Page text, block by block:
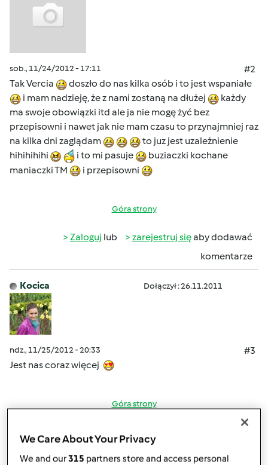
sob., 11/24/2012 - 17:11
#2
Tak Vercia
doszło do nas kilka osób i to jest wspaniałe
i mam nadzieję, że z nami zostaną na dłużej
każdy
ma swoje obowiązki itd ale ja nie mogę żyć bez
przepisowni i nawet jak nie mam czasu to przynajmniej raz
na kilka dni zaglądam
to juz jest uzależnienie
hihihihihi
i to mi pasuje
buziaczki kochane
maniaczki TM
i przepisowni
Góra strony
Zaloguj lub zarejestruj sięaby dodawać
komentarze
Kocica Dołączył : 26.11.2011
ndz., 11/25/2012 - 20:33
#3
Jest nas coraz więcej
Góra strony
Zaloguj
We Care About Your Privacy
We and our315 partners store and access personal